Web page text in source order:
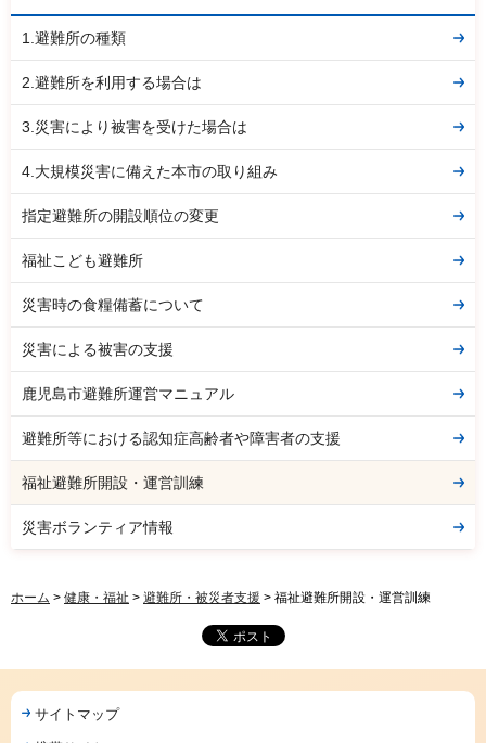
1.避難所の種類
2.避難所を利用する場合は
3.災害により被害を受けた場合は
4.大規模災害に備えた本市の取り組み
指定避難所の開設順位の変更
福祉こども避難所
災害時の食糧備蓄について
災害による被害の支援
鹿児島市避難所運営マニュアル
避難所等における認知症高齢者や障害者の支援
福祉避難所開設・運営訓練
災害ボランティア情報
ホーム > 健康・福祉 > 避難所・被災者支援 > 福祉避難所開設・運営訓練
サイトマップ